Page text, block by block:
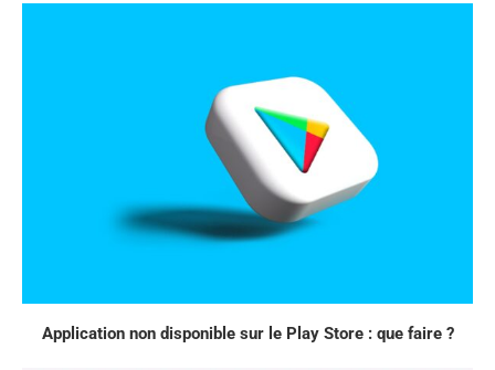
Application non disponible sur le Play Store : que faire ?